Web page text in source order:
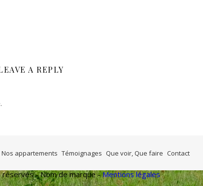
A REPLY
Nos appartements Témoignages Que voir, Que faire Contact
- Nom de marque -Mentions légales